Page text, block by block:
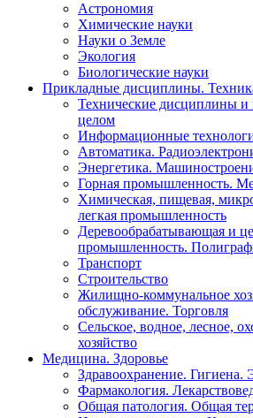
Астрономия
Химические науки
Науки о Земле
Экология
Биологические науки
Прикладные дисциплины.
Технические дисциплины
целом
Информационные
Автоматика.
Энергетика.
Горная промышленность.
Химическая, пищевая,
легкая промышленность
Деревообрабатывающая и
промышленность.
Транспорт
Строительство
Жилищно-коммунальное
обслуживание. Торговля
Сельское, водное, лесное,
хозяйство
Медицина. Здоровье
Здравоохранение. Гигиена.
Фармакология.
Общая патология. Общая